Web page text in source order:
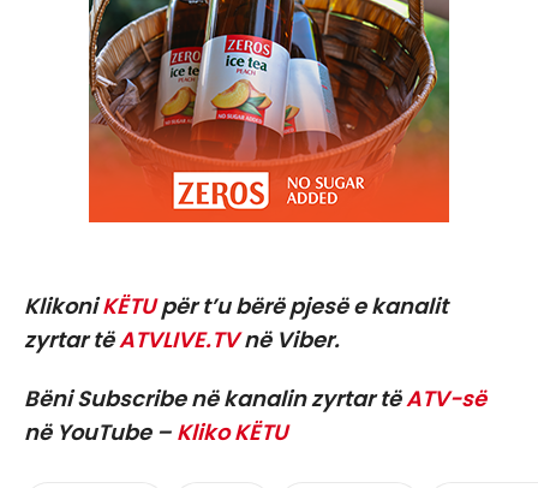
KlikoniKËTUpër t’u bërë pjesë e kanalit
zyrtar tëATVLIVE.TVnë Viber.
Bëni Subscribe në kanalin zyrtar tëATV-së
në YouTube – Kliko KËTU